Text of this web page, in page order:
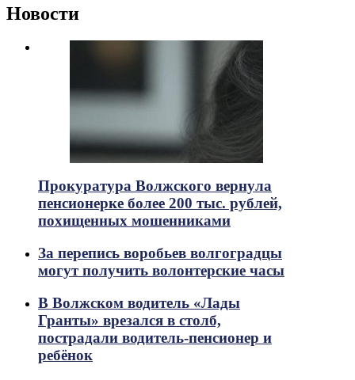
Новости
Прокуратура Волжского вернула
пенсионерке более 200 тыс. рублей,
похищенных мошенниками
За перепись воробьев волгоградцы
могут получить волонтерские часы
В Волжском водитель «Лады
Гранты» врезался в столб,
пострадали водитель-пенсионер и
ребёнок